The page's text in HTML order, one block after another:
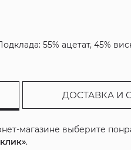
55% ацетат, 45%
ДОСТАВКА И
магазине выберите
.